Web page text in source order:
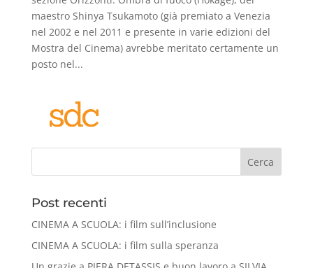
maestro Shinya Tsukamoto (già premiato a Venezia
nel 2002 e nel 2011 e presente in varie edizioni del
Mostra del Cinema) avrebbe meritato certamente un
posto nel...
Cerca
Post recenti
CINEMA A SCUOLA: i film sull’inclusione
CINEMA A SCUOLA: i film sulla speranza